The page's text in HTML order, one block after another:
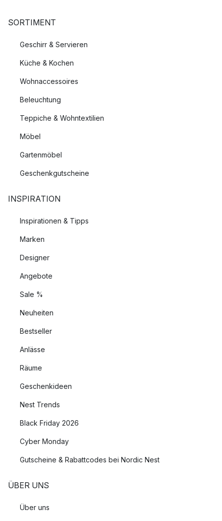
SORTIMENT
Geschirr & Servieren
Küche & Kochen
Wohnaccessoires
Beleuchtung
Teppiche & Wohntextilien
Möbel
Gartenmöbel
Geschenkgutscheine
INSPIRATION
Inspirationen & Tipps
Marken
Designer
Angebote
Sale %
Neuheiten
Bestseller
Anlässe
Räume
Geschenkideen
Nest Trends
Black Friday 2026
Cyber Monday
Gutscheine & Rabattcodes bei Nordic Nest
ÜBER UNS
Über uns